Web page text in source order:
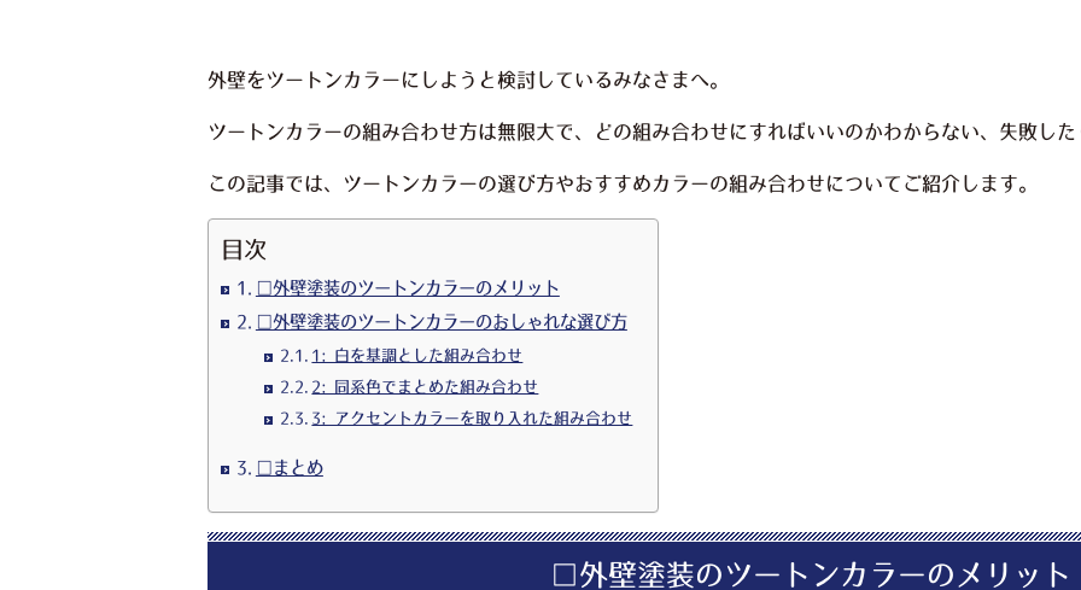
外壁をツートンカラーにしようと検討しているみなさまへ。
ツートンカラーの組み合わせ方は無限大で、どの組み合わせにすればいいのかわからない、失敗した
この記事では、ツートンカラーの選び方やおすすめカラーの組み合わせについてご紹介します。
目次
□外壁塗装のツートンカラーのメリット
□外壁塗装のツートンカラーのおしゃれな選び方
1: 白を基調とした組み合わせ
2: 同系色でまとめた組み合わせ
3: アクセントカラーを取り入れた組み合わせ
□まとめ
□外壁塗装のツートンカラーのメリット